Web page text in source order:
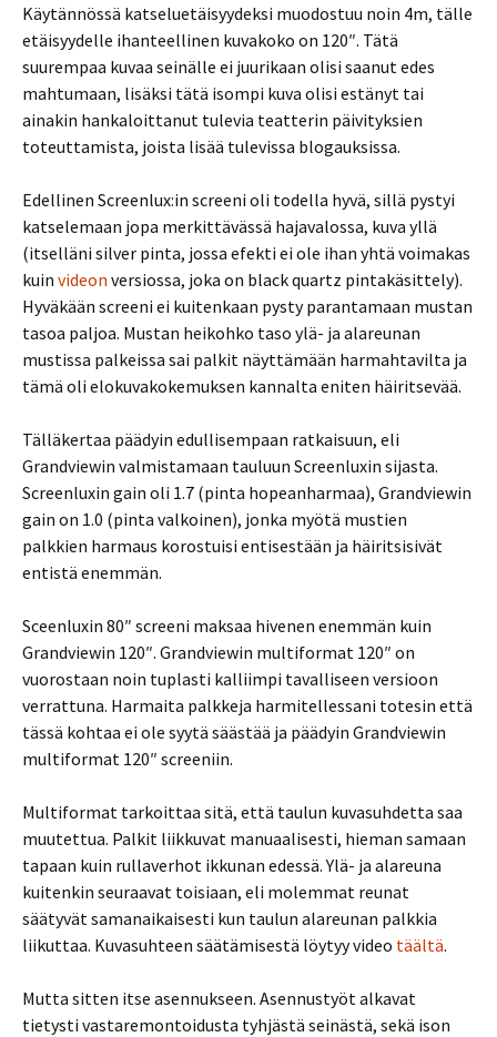
Käytännössä katseluetäisyydeksi muodostuu noin 4m, tälle
etäisyydelle ihanteellinen kuvakoko on 120″. Tätä
suurempaa kuvaa seinälle ei juurikaan olisi saanut edes
mahtumaan, lisäksi tätä isompi kuva olisi estänyt tai
ainakin hankaloittanut tulevia teatterin päivityksien
toteuttamista, joista lisää tulevissa blogauksissa.
Edellinen Screenlux:in screeni oli todella hyvä, sillä pystyi
katselemaan jopa merkittävässä hajavalossa, kuva yllä
(itselläni silver pinta, jossa efekti ei ole ihan yhtä voimakas
kuin videon versiossa, joka on black quartz pintakäsittely).
Hyväkään screeni ei kuitenkaan pysty parantamaan mustan
tasoa paljoa. Mustan heikohko taso ylä- ja alareunan
mustissa palkeissa sai palkit näyttämään harmahtavilta ja
tämä oli elokuvakokemuksen kannalta eniten häiritsevää.
Tälläkertaa päädyin edullisempaan ratkaisuun, eli
Grandviewin valmistamaan tauluun Screenluxin sijasta.
Screenluxin gain oli 1.7 (pinta hopeanharmaa), Grandviewin
gain on 1.0 (pinta valkoinen), jonka myötä mustien
palkkien harmaus korostuisi entisestään ja häiritsisivät
entistä enemmän.
Sceenluxin 80″ screeni maksaa hivenen enemmän kuin
Grandviewin 120″. Grandviewin multiformat 120″ on
vuorostaan noin tuplasti kalliimpi tavalliseen versioon
verrattuna. Harmaita palkkeja harmitellessani totesin että
tässä kohtaa ei ole syytä säästää ja päädyin Grandviewin
multiformat 120″ screeniin.
Multiformat tarkoittaa sitä, että taulun kuvasuhdetta saa
muutettua. Palkit liikkuvat manuaalisesti, hieman samaan
tapaan kuin rullaverhot ikkunan edessä. Ylä- ja alareuna
kuitenkin seuraavat toisiaan, eli molemmat reunat
säätyvät samanaikaisesti kun taulun alareunan palkkia
liikuttaa. Kuvasuhteen säätämisestä löytyy video täältä.
Mutta sitten itse asennukseen. Asennustyöt alkavat
tietysti vastaremontoidusta tyhjästä seinästä, sekä ison